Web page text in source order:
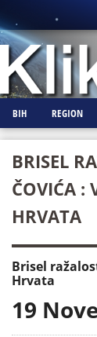
BIH REGION
BRISEL
ČOVIĆA :
HRVATA
Brisel
Hrvata
19